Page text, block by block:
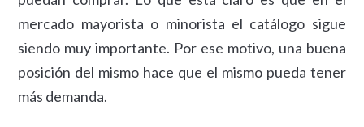
mercado mayorista o minorista el catálogo sigue
siendo muy importante. Por ese motivo, una buena
posición del mismo hace que el mismo pueda tener
más demanda.